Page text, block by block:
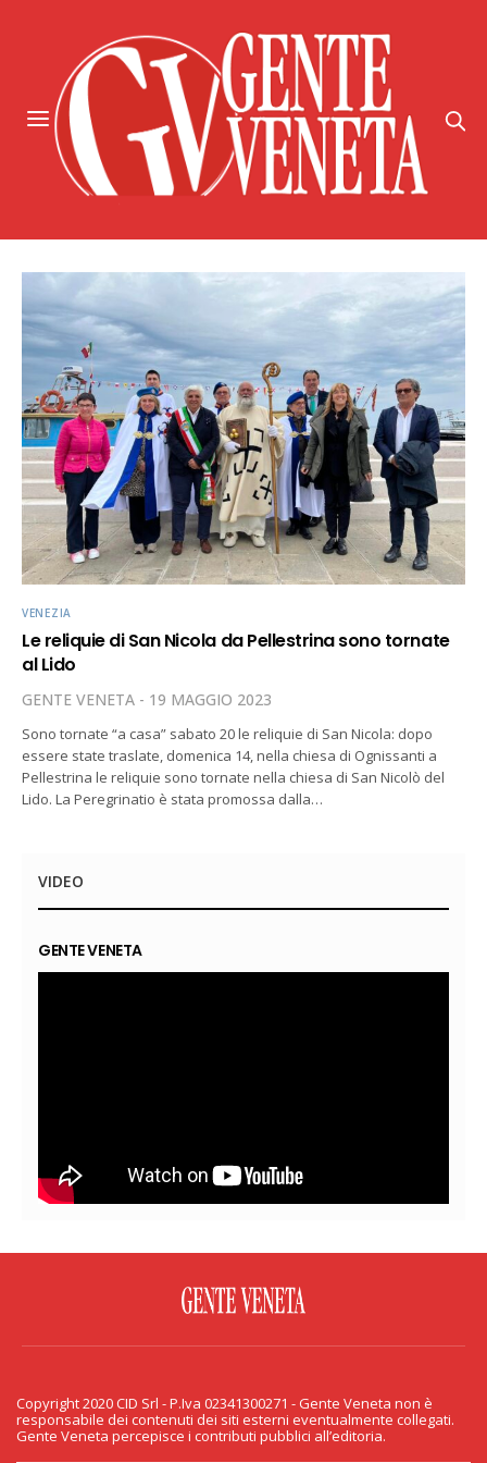
VENEZIA
Le reliquie di San Nicola da Pellestrina sono tornate
al Lido
GENTE VENETA 19 MAGGIO 2023
Sono tornate “a casa” sabato 20 le reliquie di San Nicola: dopo
essere state traslate, domenica 14, nella chiesa di Ognissanti a
Pellestrina le reliquie sono tornate nella chiesa di San Nicolò del
Lido. La Peregrinatio è stata promossa dalla…
VIDEO
GENTE VENETA
PRIVACY & COOKIE
Copyright 2020 CID Srl - P.Iva 02341300271 - Gente Veneta non è responsabile
dei contenuti dei siti esterni eventualmente collegati. Gente Veneta percepisce
Copyright 2020 CID Srl - P.Iva 02341300271 - Gente Veneta non è
responsabile dei contenuti dei siti esterni eventualmente collegati.
Gente Veneta percepisce i contributi pubblici all’editoria.